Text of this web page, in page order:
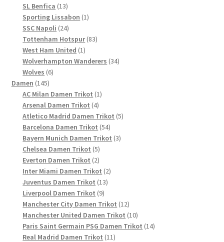
SL Benfica 1313
Produkte
Sporting Lissabon 11
SSC Napoli 2424
Produkte
Tottenham Hotspur 8383
West Ham United 11
Produkt
Wolverhampton Wanderers 3434
Wolves 66
Damen 145145
Produkte
AC Milan Damen Trikot 11
Arsenal Damen Trikot 44
Produkte
Atletico Madrid Damen Trikot 55
Barcelona Damen Trikot 5454
Produkte
Bayern Munich Damen Trikot 33
Chelsea Damen Trikot 55
Produkte
Everton Damen Trikot 22
Produkte
Inter Miami Damen Trikot 22
Juventus Damen Trikot 1313
Liverpool Damen Trikot 99
Produkte
Manchester City Damen Trikot 1212
Produkte
Manchester United Damen Trikot 1010
Produkte
Paris Saint Germain PSG Damen Trikot 1414
Real Madrid Damen Trikot 1111